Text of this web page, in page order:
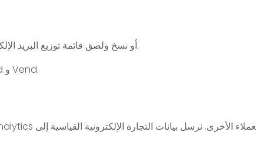
يمكنك بسهولة استيراد بيانات العملاء بتنسيق CSV، أو نسخ ولصق قائمة توزيع البريد الإلكتروني.
يمكننا أيضًا مزامنة بيانات عملائك من Xero و Unleashed و Vend.